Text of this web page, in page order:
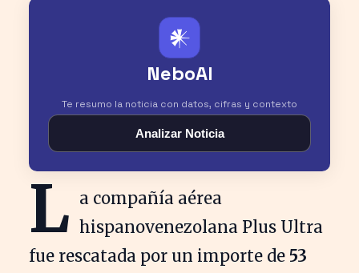
𒀭
NeboAI
Te resumo la noticia con datos, cifras y contexto
Analizar Noticia
L a compañía aérea
hispanovenezolana Plus Ultra
fue rescatada por un importe de 53